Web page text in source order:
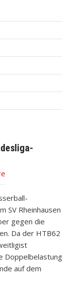
SV Rheinhausen
gegen die
Da der HTB62
Doppelbelastung
auf dem